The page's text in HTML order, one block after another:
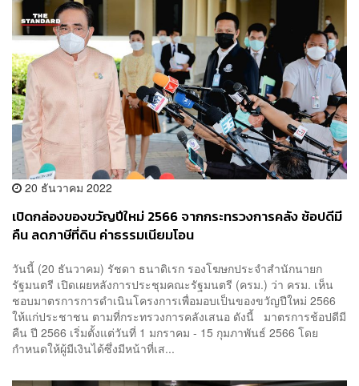
20 ธันวาคม 2022
เปิดกล่องของขวัญปีใหม่ 2566 จากกระทรวงการคลัง ช้อปดีมี
คืน ลดภาษีที่ดิน ค่าธรรมเนียมโอน
วันนี้ (20 ธันวาคม) รัชดา ธนาดิเรก รองโฆษกประจำสำนักนายก
รัฐมนตรี เปิดเผยหลังการประชุมคณะรัฐมนตรี (ครม.) ว่า ครม. เห็น
ชอบมาตรการการดำเนินโครงการเพื่อมอบเป็นของขวัญปีใหม่ 2566
ให้แก่ประชาชน ตามที่กระทรวงการคลังเสนอ ดังนี้ มาตรการช้อปดีมี
คืน ปี 2566 เริ่มตั้งแต่วันที่ 1 มกราคม - 15 กุมภาพันธ์ 2566 โดย
กำหนดให้ผู้มีเงินได้ซึ่งมีหน้าที่เส...